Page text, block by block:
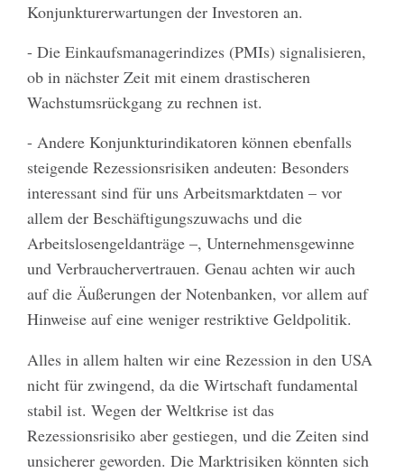
Konjunkturerwartungen der Investoren an.
- Die Einkaufsmanagerindizes (PMIs) signalisieren,
ob in nächster Zeit mit einem drastischeren
Wachstumsrückgang zu rechnen ist.
- Andere Konjunkturindikatoren können ebenfalls
steigende Rezessionsrisiken andeuten: Besonders
interessant sind für uns Arbeitsmarktdaten – vor
allem der Beschäftigungszuwachs und die
Arbeitslosengeldanträge –, Unternehmensgewinne
und Verbrauchervertrauen. Genau achten wir auch
auf die Äußerungen der Notenbanken, vor allem auf
Hinweise auf eine weniger restriktive Geldpolitik.
Alles in allem halten wir eine Rezession in den USA
nicht für zwingend, da die Wirtschaft fundamental
stabil ist. Wegen der Weltkrise ist das
Rezessionsrisiko aber gestiegen, und die Zeiten sind
unsicherer geworden. Die Marktrisiken könnten sich